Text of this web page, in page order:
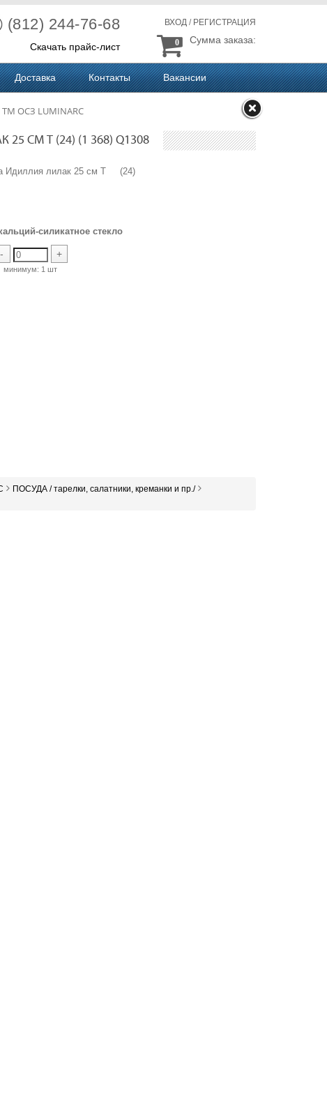
(812) 244-76-68
Скачать прайс-лист
ВХОД / РЕГИСТРАЦИЯ
Сумма заказа:
0
Доставка Контакты Вакансии
ТМ ОСЗ LUMINARC
СМ T (24) (1 368) Q1308
Идиллия лилак 25 см T (24)
силикатное стекло
- +
минимум: 1 шт
ПОСУДА / тарелки, салатники, креманки и пр./